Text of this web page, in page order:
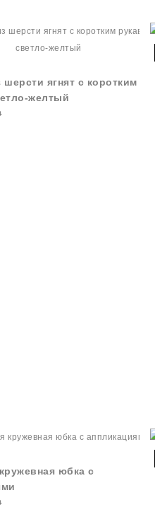
ягнят с коротким
желтый
юбка с